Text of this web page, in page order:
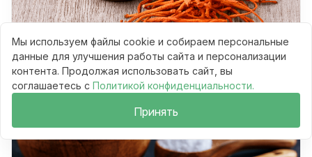
Продукты-адаптогены: как ашваганда и
кордицепс изменяют рацион ПП
Тренды
03.07.2026
Мы используем файлы cookie и собираем персональные
данные для улучшения работы сайта и персонализации
контента. Продолжая использовать сайт, вы
соглашаетесь с Политикой конфиденциальности.
Принять